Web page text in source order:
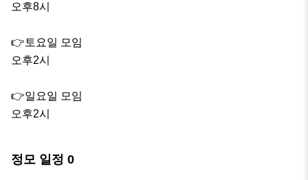
오후8시
👉토요일 모임
오후2시
👉일요일 모임
오후2시
정모 일정 0